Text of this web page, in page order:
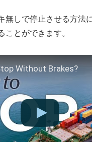
無しで停止させる方法
ことができます。
Without Brakes?